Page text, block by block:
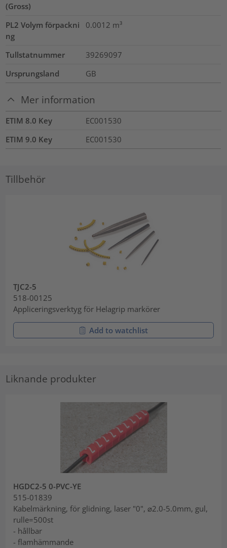
(Gross)
PL2 Volym förpackni
ng
0.0012 m³
Tullstatnummer
39269097
Ursprungsland
GB
Mer information
ETIM 8.0 Key
EC001530
ETIM 9.0 Key
EC001530
Tillbehör
TJC2-5
518-00125
Appliceringsverktyg för Helagrip markörer
Add to watchlist
Liknande produkter
HGDC2-5 0-PVC-YE
515-01839
Kabelmärkning, för glidning, laser "0", ⌀2.0-5.0mm, gul,
rulle=500st
- hållbar
- flamhämmande